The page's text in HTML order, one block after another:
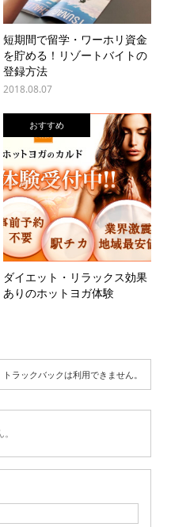
短期間で留学・ワーホリ資金
を貯める！リゾートバイトの
登録方法
2018.08.07
おすすめ
ダイエット・リラックス効果
ありのホットヨガ体験
トラックバックは利用できません。